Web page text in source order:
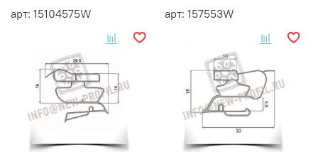
арт: 15104575W арт: 157553W